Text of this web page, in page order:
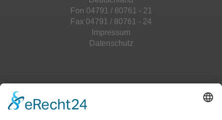
Fon 04791 / 80761 - 21
Fax 04791 / 80761 - 24
Impressum
Datenschutz